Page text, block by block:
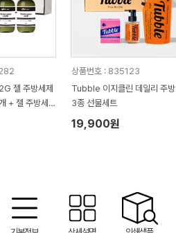
젤 주방세제
+ 젤 주방세
상품번호 : 835123
Tubble 이지클린 데일리 주방
3종 선물세트
19,900원